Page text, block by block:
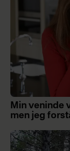
Min veninde
men jeg